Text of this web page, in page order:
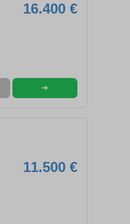
16.400 €
➜
11.500 €